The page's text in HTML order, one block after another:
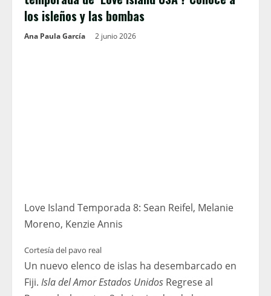
los isleños y las bombas
Ana Paula García 2 junio 2026
Love Island Temporada 8: Sean Reifel, Melanie
Moreno, Kenzie Annis
Cortesía del pavo real
Un nuevo elenco de islas ha desembarcado en
Fiji. Isla del Amor Estados Unidos Regrese al